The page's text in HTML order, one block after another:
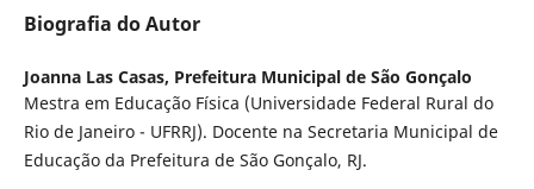
Biografia do Autor
Joanna Las Casas, Prefeitura Municipal de São Gonçalo
Mestra em Educação Física (Universidade Federal Rural do
Rio de Janeiro - UFRRJ). Docente na Secretaria Municipal de
Educação da Prefeitura de São Gonçalo, RJ.